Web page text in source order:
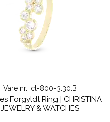
Vare nr.: cl-800-3.30.B
Forgyldt Ring | CHRISTINA
JEWELRY & WATCHES